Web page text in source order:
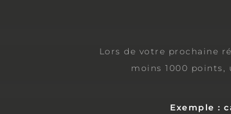
Lors de votre prochaine
moins 1000 points,
Exemple :